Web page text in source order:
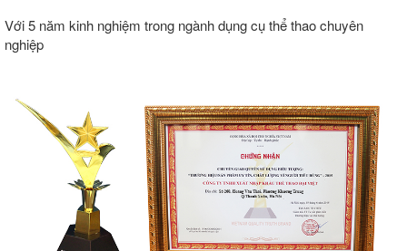
Với 5 năm kinh nghiệm trong ngành dụng cụ thể thao chuyên
nghiệp